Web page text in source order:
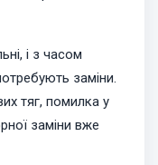
і з часом
заміни.
тяг, помилка у
заміни вже